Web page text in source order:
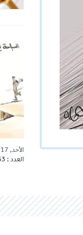
الأحد, 17 مايو 2026
العدد : 11463